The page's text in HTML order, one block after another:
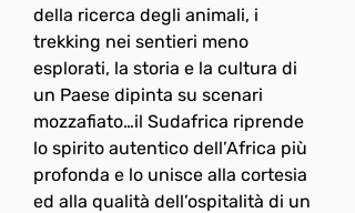
"ritardatari"; ciò non
esenta però i più “pigri” a fare del loro
meglio per non distaccarsi troppo dal
gruppo e rallentare
eccessivamente le attività.
della ricerca degli animali, i
trekking nei sentieri meno
esplorati, la storia e la cultura di
un Paese dipinta su scenari
mozzafiato…il Sudafrica riprende
lo spirito autentico dell’Africa più
profonda e lo unisce alla cortesia
ed alla qualità dell’ospitalità di un